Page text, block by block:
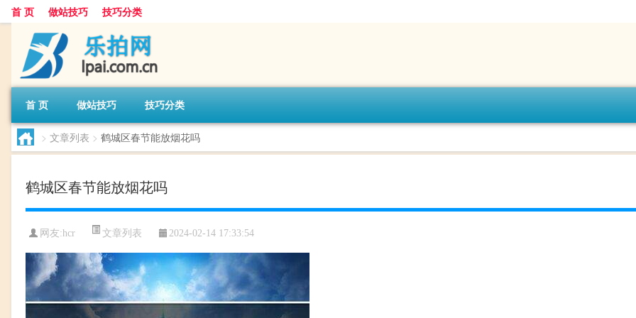
首 页 做站技巧 技巧分类
首 页 做站技巧 技巧分类
> 文章列表 > 鹤城区春节能放烟花吗
鹤城区春节能放烟花吗
网友:hcr 文章列表 2024-02-14 17:33:54